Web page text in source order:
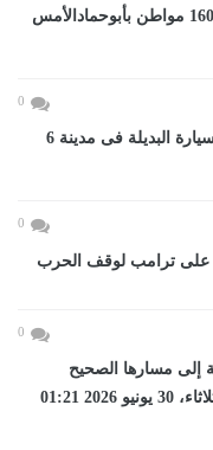
صحة الشرقية توقع الكشف على 1600 مواطن بأبوحمادالأمس
0
بدء تلقى طلبات إحلال التوكتوك بالسيارة البديلة فى مدينة 6
0
على ترامب لوقف الحرب
0
الدولة إلى مسارها الصحيح
ورسخت دعائم الاستقرار...اليوم الثلاثاء، 30 يونيو 2026 01:21